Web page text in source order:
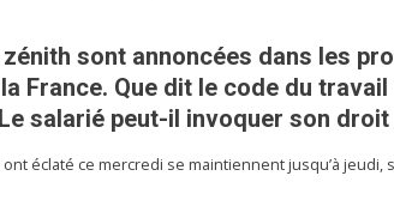
sont annoncées dans les
France. Que dit le code du
salarié peut-il invoquer son
éclaté ce mercredi se maintiennent jusqu’à jeudi,